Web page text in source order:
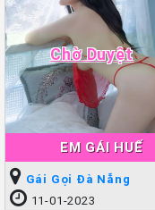
EM GÁI HUẾ
Chờ Duyệt
Gái Gọi Đà Nẵng
11-01-2023